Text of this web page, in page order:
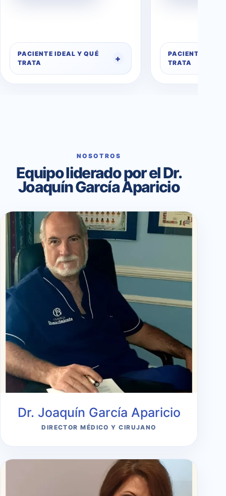
PACIENTE IDEAL Y QUÉ
TRATA
PACIENTE
TRATA
NOSOTROS
Equipo liderado por el Dr.
Joaquín García Aparicio
Dr. Joaquín García Aparicio
DIRECTOR MÉDICO Y CIRUJANO